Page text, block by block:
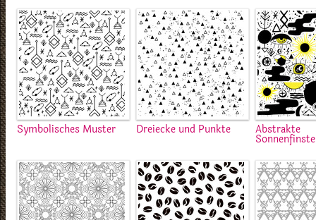
Symbolisches Muster Dreiecke und Punkte Abstrakte